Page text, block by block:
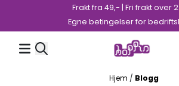
Frakt fra 49,- | Fri frakt over
Egne betingelser for
Hjem / Blogg